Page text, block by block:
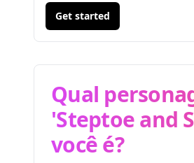
Get started
Qual
'Steptoe and
você é?